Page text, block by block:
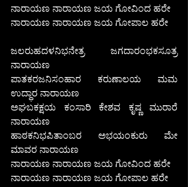
ನಾರಾಯಣ ನಾರಾಯಣ ಜಯ ಗೋವಿಂದ ಹರೇ
ನಾರಾಯಣ ನಾರಾಯಣ ಜಯ ಗೋಪಾಲ ಹರೇ
ಜಲರುಹದಳನಿಭನೇತ್ರ ಜಗದಾರಂಭಕಸೂತ್ರ
ನಾರಾಯಣ
ಪಾತಕರಜನಿಸಂಹಾರ ಕರುಣಾಲಯ ಮಮ
ಉದ್ಧಾರ ನಾರಾಯಣ
ಅಘಬಕಕ್ಷಯ ಕಂಸಾರಿ ಕೇಶವ ಕೃಷ್ಣ ಮುರಾರೆ
ನಾರಾಯಣ
ಹಾಠಕನಿಭಪಿತಾಂಬರ ಅಭಯಂಕುರು ಮೇ
ಮಾವರ ನಾರಾಯಣ
ನಾರಾಯಣ ನಾರಾಯಣ ಜಯ ಗೋವಿಂದ ಹರೇ
ನಾರಾಯಣ ನಾರಾಯಣ ಜಯ ಗೋಪಾಲ ಹರೇ